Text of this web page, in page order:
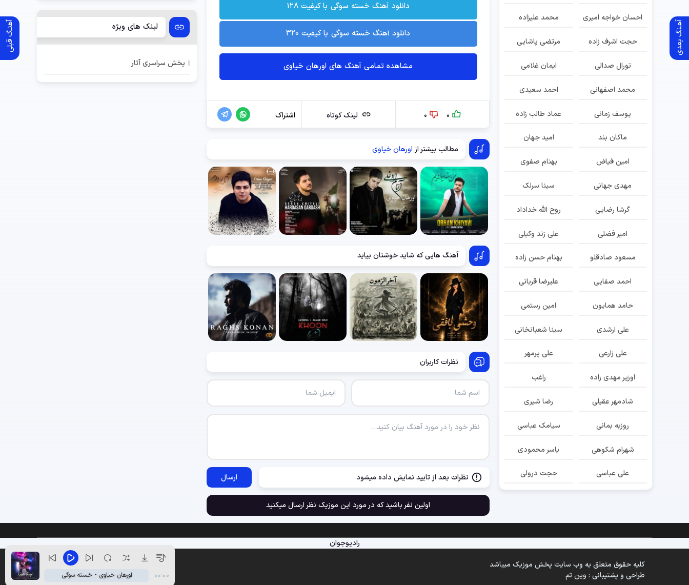
آهنـگ قبلی آهـنگ بعدی
دانلود آهنگ خسته سوگی با کیفیت ۱۲۸
دانلود آهنگ خسته سوگی با کیفیت ۳۲۰
مشاهده تمامی آهنگ های اورهان خیاوی
0
0 لینک کوتاه اشتراک
مطالب بیشتر از اورهان خیاوی
آهنگ هایی که شاید خوشتان بیاید
نظرات کاربران
نظرات بعد از تایید نمایش داده میشود ارسال
اولین نفر باشید که در مورد این موزیک نظر ارسال میکنید
احسان خواجه امیری محمد علیزاده
حجت اشرف زاده مرتضی پاشایی
تورال صدالی ایمان غلامی
محمد اصفهانی احمد سعیدی
یوسف زمانی عماد طالب زاده
ماکان بند امید جهان
امین فیاض بهنام صفوی
مهدی جهانی سینا سرلک
گرشا رضایی روح الله خداداد
امیر فضلی علی زند وکیلی
مسعود صادقلو بهنام حسن زاده
احمد صفایی علیرضا قربانی
حامد همایون امین رستمی
علی ارشدی سینا شعبانخانی
علی زارعی علی پرمهر
اوزیر مهدی زاده راغب
شادمهر عقیلی رضا شیری
روزبه بمانی سیامک عباسی
شهرام شکوهی یاسر محمودی
علی عباسی حجت درولی
لینک های ویژه
پخش سراسری آثار
رادیوجوان
کلیه حقوق متعلق به وب سایت پخش موزیک میباشد
طراحی و پشتیبانی : وین تم اورهان خیاوی - خسته سوگی 00:00